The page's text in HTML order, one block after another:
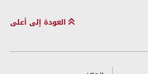
العودة إلى أعلى